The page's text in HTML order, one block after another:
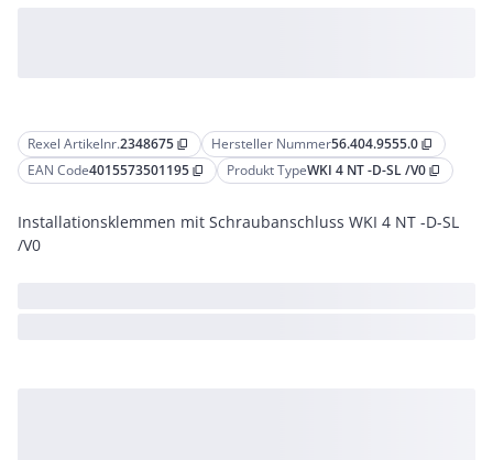
Rexel Artikelnr.2348675 content_copy Hersteller Nummer56.404.9555.0 content_copy
EAN Code4015573501195 content_copy Produkt TypeWKI 4 NT -D-SL /V0 content_copy
Installationsklemmen mit Schraubanschluss WKI 4 NT -D-SL
/V0